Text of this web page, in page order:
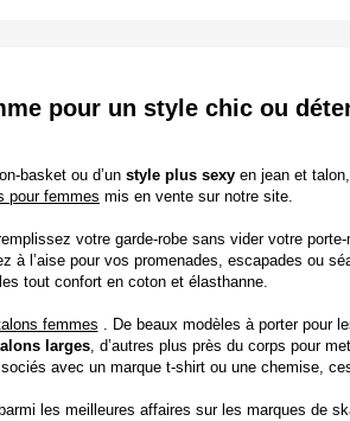
pour un style chic ou
basket ou d’un style plus sexy en jean et
pour femmes mis en vente sur notre site.
votre garde-robe sans vider votre
l’aise pour vos promenades, escapades ou
tout confort en coton et élasthanne.
femmes . De beaux modèles à porter pour
larges, d’autres plus près du corps pour
avec un marque t-shirtou une chemise,
les meilleures affaires sur les marques de